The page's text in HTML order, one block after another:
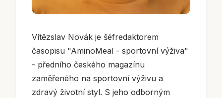
Vítězslav Novák je šéfredaktorem
časopisu "AminoMeal - sportovní výživa"
- předního českého magazínu
zaměřeného na sportovní výživu a
zdravý životní styl. S jeho odborným